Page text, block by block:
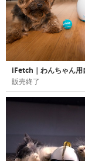
販売終了